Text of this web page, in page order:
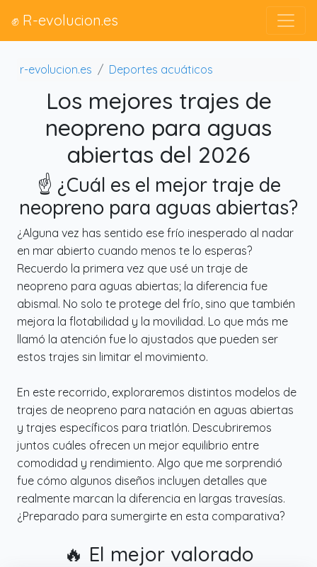
✊ R-evolucion.es
r-evolucion.es Deportes acuáticos
Los mejores trajes de
neopreno para aguas
abiertas del 2026
☝️ ¿Cuál es el mejor traje de
neopreno para aguas abiertas?
¿Alguna vez has sentido ese frío inesperado al nadar
en mar abierto cuando menos te lo esperas?
Recuerdo la primera vez que usé un traje de
neopreno para aguas abiertas; la diferencia fue
abismal. No solo te protege del frío, sino que también
mejora la flotabilidad y la movilidad. Lo que más me
llamó la atención fue lo ajustados que pueden ser
estos trajes sin limitar el movimiento.
En este recorrido, exploraremos distintos modelos de
trajes de neopreno para natación en aguas abiertas
y trajes específicos para triatlón. Descubriremos
juntos cuáles ofrecen un mejor equilibrio entre
comodidad y rendimiento. Algo que me sorprendió
fue cómo algunos diseños incluyen detalles que
realmente marcan la diferencia en largas travesías.
¿Preparado para sumergirte en esta comparativa?
🔥 El mejor valorado